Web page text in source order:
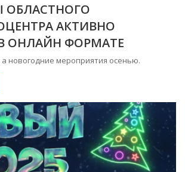
ОБЛАСТНОГО
АКТИВНО
ОНЛАЙН ФОРМАТЕ
а новогодние мероприятия осенью.